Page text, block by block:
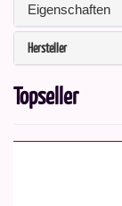
Eigenschaften
Hersteller
Topseller